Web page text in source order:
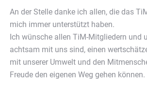
An der Stelle danke ich allen, die das
mich immer unterstützt haben.
Ich wünsche allen TiM-Mitgliedern und
achtsam mit uns sind, einen
mit unserer Umwelt und den
Freude den eigenen Weg gehen können.